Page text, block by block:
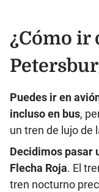
¿Cómo ir
Puedes ir en
incluso en bus,
un tren de lujo de
Decidimos pasar
Flecha Roja. El
tren nocturno